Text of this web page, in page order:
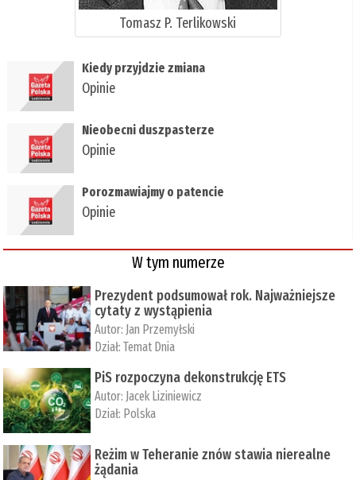
Tomasz P. Terlikowski
Kiedy przyjdzie zmiana
Opinie
Nieobecni duszpasterze
Opinie
Porozmawiajmy o patencie
Opinie
W tym numerze
Prezydent podsumował rok. Najważniejsze
cytaty z wystąpienia
Autor: Jan Przemyłski
Dział:Temat Dnia
PiS rozpoczyna dekonstrukcję ETS
Autor: Jacek Liziniewicz
Dział: Polska
Reżim w Teheranie znów stawia nierealne
żądania